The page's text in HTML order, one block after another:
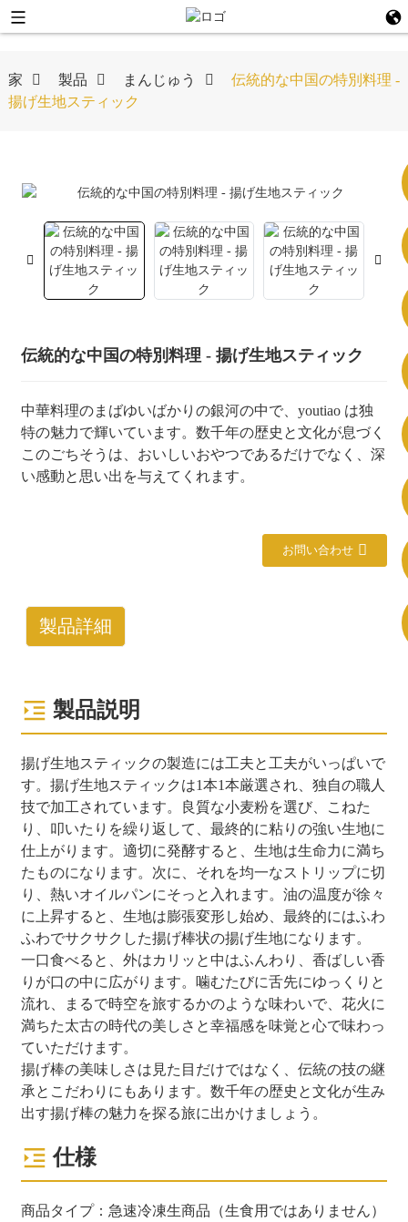
+86 8619946512999
家 製品 まんじゅう
伝統的な中国の特別料理 -
揚げ生地スティック
伝統的な中国の特別料理 - 揚げ生地スティック
中華料理のまばゆいばかりの銀河の中で、youtiao は独
特の魅力で輝いています。数千年の歴史と文化が息づく
このごちそうは、おいしいおやつであるだけでなく、深
い感動と思い出を与えてくれます。
お問い合わせ
製品詳細
製品説明
揚げ生地スティックの製造には工夫と工夫がいっぱいで
す。揚げ生地スティックは1本1本厳選され、独自の職人
技で加工されています。良質な小麦粉を選び、こねた
り、叩いたりを繰り返して、最終的に粘りの強い生地に
仕上がります。適切に発酵すると、生地は生命力に満ち
たものになります。次に、それを均一なストリップに切
り、熱いオイルパンにそっと入れます。油の温度が徐々
に上昇すると、生地は膨張変形し始め、最終的にはふわ
ふわでサクサクした揚げ棒状の揚げ生地になります。
一口食べると、外はカリッと中はふんわり、香ばしい香
りが口の中に広がります。噛むたびに舌先にゆっくりと
流れ、まるで時空を旅するかのような味わいで、花火に
満ちた太古の時代の美しさと幸福感を味覚と心で味わっ
ていただけます。
揚げ棒の美味しさは見た目だけではなく、伝統の技の継
承とこだわりにもあります。数千年の歴史と文化が生み
出す揚げ棒の魅力を探る旅に出かけましょう。
仕様
商品タイプ：急速冷凍生商品（生食用ではありません）